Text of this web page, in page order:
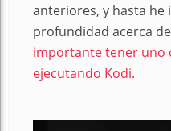
anteriores, y hasta he
profundidad acerca
importante tener uno
ejecutando Kodi.